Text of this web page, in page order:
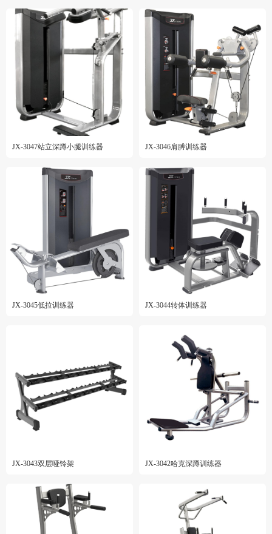
JX-3047站立深蹲小腿训练器 JX-3046肩膊训练器
JX-3045低拉训练器 JX-3044转体训练器
JX-3043双层哑铃架 JX-3042哈克深蹲训练器